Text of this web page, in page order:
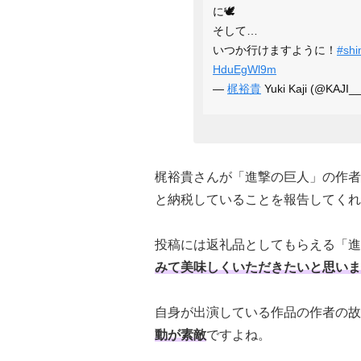
に🕊
そして…
いつか行けますように！
HduEgWl9m
— 梶裕貴 Yuki Kaji
梶裕貴さんが「進撃の巨人」の作
と納税していることを報告してく
投稿には返礼品としてもらえる「
みて美味しくいただきたいと思い
自身が出演している作品の作者の
動が素敵ですよね。